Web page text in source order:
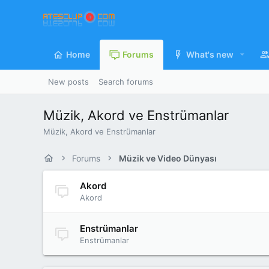
Home Forums What's new
New posts Search forums
Müzik, Akord ve Enstrümanlar
Müzik, Akord ve Enstrümanlar
Forums Müzik ve Video Dünyası
Akord
Akord
Enstrümanlar
Enstrümanlar